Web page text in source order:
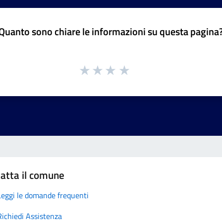
sono chiare le informazioni su questa
il comune
le domande frequenti
Assistenza